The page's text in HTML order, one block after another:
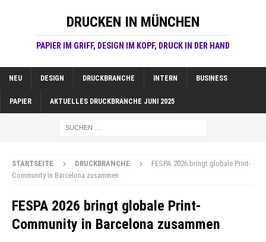
DRUCKEN IN MÜNCHEN
PAPIER IM GRIFF, DESIGN IM KOPF, DRUCK IN DER HAND
NEU DESIGN DRUCKBRANCHE INTERN BUSINESS
PAPIER AKTUELLES DRUCKBRANCHE JUNI 2025
STARTSEITE DRUCKBRANCHE
FESPA 2026 bringt globale Print-
Community in Barcelona zusammen
FESPA 2026 bringt globale Print-
Community in Barcelona zusammen